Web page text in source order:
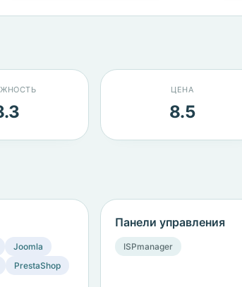
ЦЕНА
8.5
Joomla
PrestaShop
Панели управления
ISPmanager